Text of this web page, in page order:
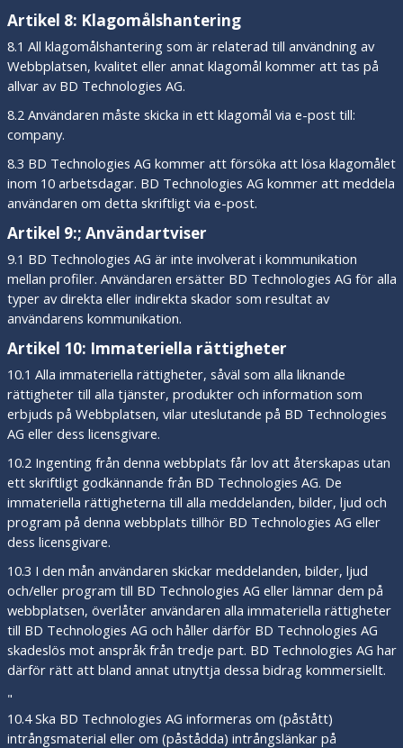
Artikel 8: Klagomålshantering
8.1 All klagomålshantering som är relaterad till användning av
Webbplatsen, kvalitet eller annat klagomål kommer att tas på
allvar av BD Technologies AG.
8.2 Användaren måste skicka in ett klagomål via e-post till:
company.
8.3 BD Technologies AG kommer att försöka att lösa klagomålet
inom 10 arbetsdagar. BD Technologies AG kommer att meddela
användaren om detta skriftligt via e-post.
Artikel 9:; Användartviser
9.1 BD Technologies AG är inte involverat i kommunikation
mellan profiler. Användaren ersätter BD Technologies AG för alla
typer av direkta eller indirekta skador som resultat av
användarens kommunikation.
Artikel 10: Immateriella rättigheter
10.1 Alla immateriella rättigheter, såväl som alla liknande
rättigheter till alla tjänster, produkter och information som
erbjuds på Webbplatsen, vilar uteslutande på BD Technologies
AG eller dess licensgivare.
10.2 Ingenting från denna webbplats får lov att återskapas utan
ett skriftligt godkännande från BD Technologies AG. De
immateriella rättigheterna till alla meddelanden, bilder, ljud och
program på denna webbplats tillhör BD Technologies AG eller
dess licensgivare.
10.3 I den mån användaren skickar meddelanden, bilder, ljud
och/eller program till BD Technologies AG eller lämnar dem på
webbplatsen, överlåter användaren alla immateriella rättigheter
till BD Technologies AG och håller därför BD Technologies AG
skadeslös mot anspråk från tredje part. BD Technologies AG har
därför rätt att bland annat utnyttja dessa bidrag kommersiellt.
"
10.4 Ska BD Technologies AG informeras om (påstått)
intrångsmaterial eller om (påstådda) intrångslänkar på